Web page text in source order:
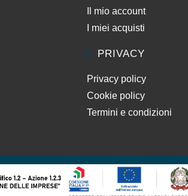
Il mio account
I miei acquisti
PRIVACY
Privacy policy
Cookie policy
Termini e condizioni